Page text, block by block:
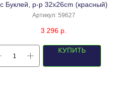
с Буклей, р-р 32x26cm (красный)
Артикул: 59627
3 296 р.
КУПИТЬ